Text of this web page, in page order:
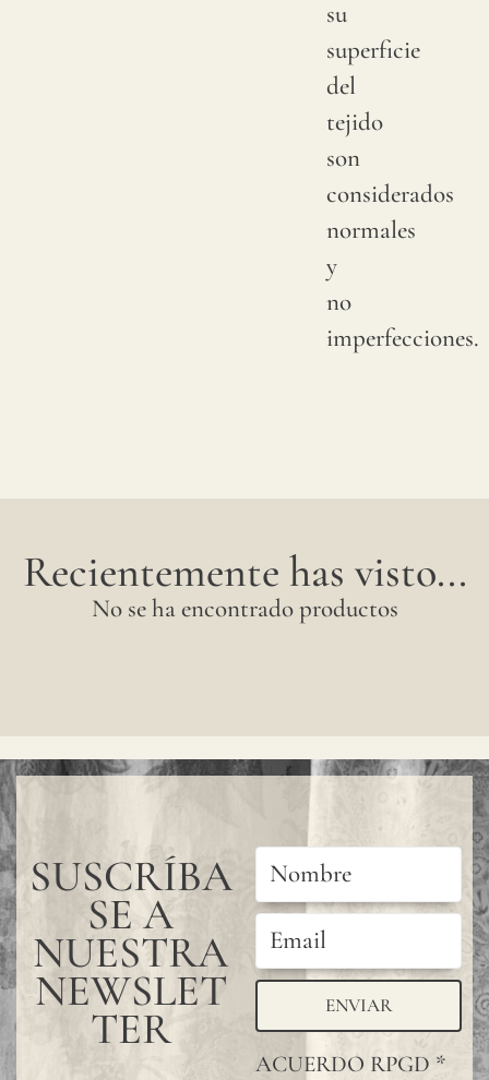
su
superficie
del
tejido
son
considerados
normales
y
no
imperfecciones.
Recientemente has visto...
No se ha encontrado productos
SUSCRÍBA
SE A
NUESTRA
NEWSLET
TER ENVIAR
ACUERDO RPGD *